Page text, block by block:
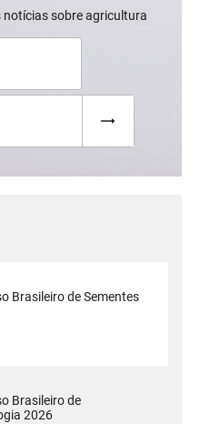
notícias sobre agricultura
Brasileiro de Sementes
Brasileiro de
2026